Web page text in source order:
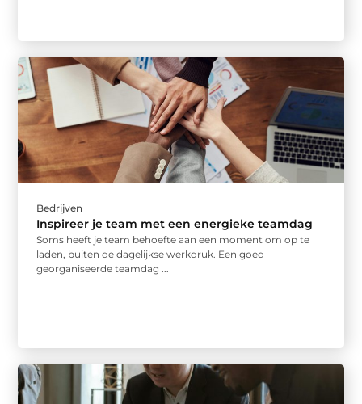
Bedrijven
Inspireer je team met een energieke teamdag
Soms heeft je team behoefte aan een moment om op te
laden, buiten de dagelijkse werkdruk. Een goed
georganiseerde teamdag ...